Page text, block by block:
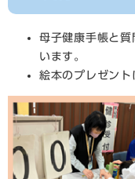
母子健康手帳と質
います。
絵本のプレゼント